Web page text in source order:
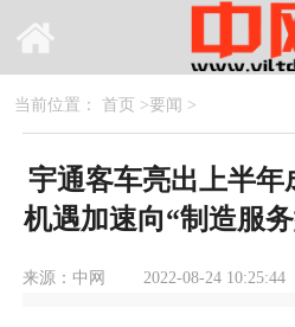
当前位置： 首页 >要闻 >
宇通客车亮出上半年
机遇加速向“制造服
来源：中网 2022-08-24 10:25:44